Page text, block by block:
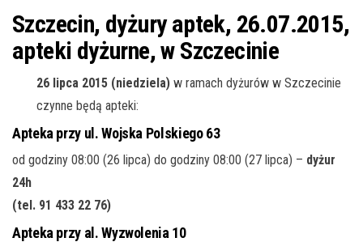
ę
Szczecin, dyżury aptek, 26.07.2015,
apteki dyżurne, w Szczecinie
26 lipca 2015 (niedziela) w ramach dyżurów w Szczecinie
czynne będą apteki:
Apteka przy ul. Wojska Polskiego 63
od godziny 08:00 (26 lipca) do godziny 08:00 (27 lipca) – dyżur
24h
(tel. 91 433 22 76)
Apteka przy al. Wyzwolenia 10